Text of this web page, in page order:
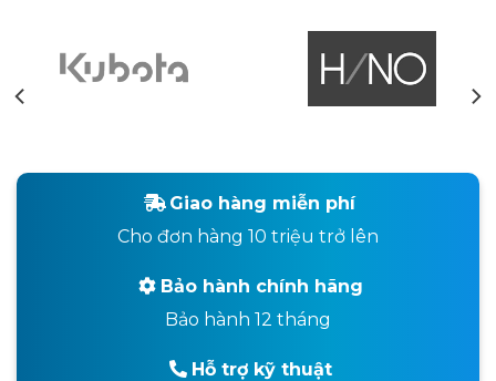
Giao hàng miễn phí
Cho đơn hàng 10 triệu trở lên
Bảo hành chính hãng
Bảo hành 12 tháng
Hỗ trợ kỹ thuật